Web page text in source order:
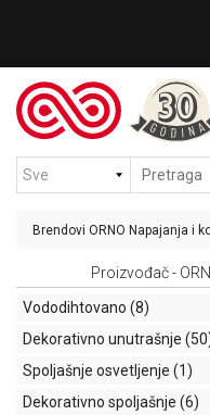
Unutrašnje
osvetljenje
Spoljašnje
osvetljenje
Sijalice
Protivpanično
osvetljenje
Nosači
(PNK)
CENOVNIK
VESTI
KATALOG
PDF
USLOVI
KORIŠĆENJA
Brendovi ORNO Napajanja i
Proizvođač -
Vododihtovano (8)
Dekorativno unutrašnje
Spoljašnje osvetljenje (1)
Dekorativno spoljašnje (6)